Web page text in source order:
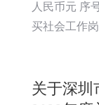
人民币元 序
买社会工作
关于深圳